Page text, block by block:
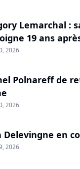
Lemarchal :
19 ans
2026
Polnareff de
2026
Delevingne en
2026